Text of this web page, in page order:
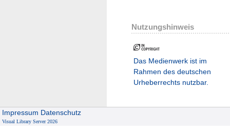
Nutzungshinweis
Das Medienwerk ist im
Rahmen des deutschen
Urheberrechts nutzbar.
Impressum Datenschutz
Visual Library Server 2026